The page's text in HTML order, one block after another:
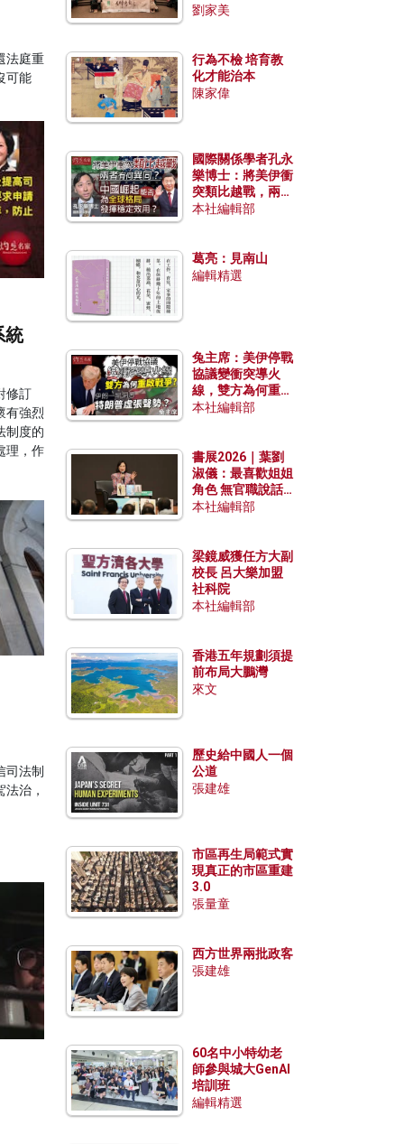
法庭重
可能
統
修訂
有強烈
制度的
理，作
司法制
治，
劉家美
行為不檢 培育教
化才能治本
陳家偉
國際關係學者孔永
樂博士：將美伊衝
突類比越戰，兩者
有何異同？中國崛
本社編輯部
葛亮：見南山
編輯精選
兔主席：美伊停戰
協議變衝突導火
線，雙方為何重啟
戰爭？伊朗一早洞
本社編輯部
書展2026｜葉劉
淑儀：最喜歡姐姐
角色 無官職說話
包袱少
本社編輯部
梁鏡威獲任方大副
校長 呂大樂加盟
社科院
本社編輯部
香港五年規劃須提
前布局大鵬灣
來文
歷史給中國人一個
公道
張建雄
市區再生局範式實
現真正的市區重建
3.0
張量童
西方世界兩批政客
張建雄
60名中小特幼老
師參與城大GenAI
培訓班
編輯精選